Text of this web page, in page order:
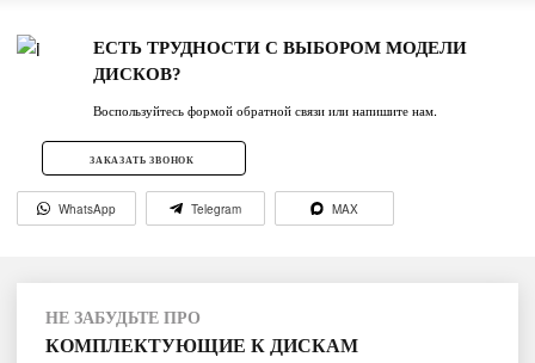
ЕСТЬ ТРУДНОСТИ С ВЫБОРОМ МОДЕЛИ
ДИСКОВ?
Воспользуйтесь формой обратной связи или напишите нам.
ЗАКАЗАТЬ ЗВОНОК
WhatsApp Telegram MAX
НЕ ЗАБУДЬТЕ ПРО
КОМПЛЕКТУЮЩИЕ К ДИСКАМ